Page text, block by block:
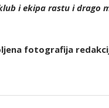
i ekipa rastu i drago
fotografija